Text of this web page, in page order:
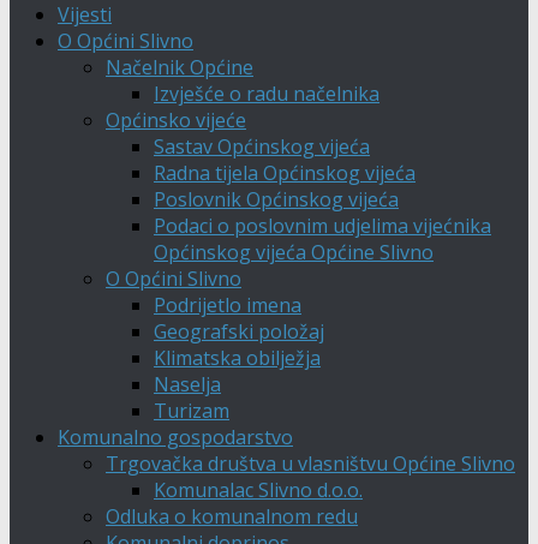
Vijesti
O Općini Slivno
Načelnik Općine
Izvješće o radu načelnika
Općinsko vijeće
Sastav Općinskog vijeća
Radna tijela Općinskog vijeća
Poslovnik Općinskog vijeća
Podaci o poslovnim udjelima vijećnika
Općinskog vijeća Općine Slivno
O Općini Slivno
Podrijetlo imena
Geografski položaj
Klimatska obilježja
Naselja
Turizam
Komunalno gospodarstvo
Trgovačka društva u vlasništvu Općine Slivno
Komunalac Slivno d.o.o.
Odluka o komunalnom redu